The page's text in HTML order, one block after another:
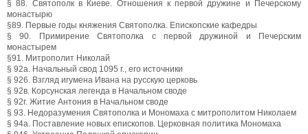
§ 88. Святополк в Киеве. Отношения к первой дружине и Печерскому
монастырю
§89. Первые годы княжения Святополка. Епископские кафедры
§ 90. Примирение Святополка с первой дружиной и Печерским
монастырем
§91. Митрополит Николай
§ 92а. Начальный свод 1095 г., его источники
§ 926. Взгляд игумена Ивана на русскую церковь
§ 92в. Корсунская легенда в Начальном своде
§ 92г. Житие Антония в Начальном своде
§ 93. Недоразумения Святополка и Мономаха с митрополитом Николаем
§ 94а. Поставление новых епископов. Церковная политика Мономаха